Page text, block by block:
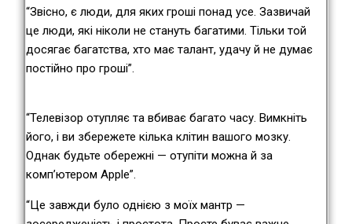
“Звісно, є люди, для яких гроші понад усе. Зазвичай
це люди, які ніколи не стануть багатими. Тільки той
досягає багатства, хто має талант, удачу й не думає
постійно про гроші”.
“Телевізор отупляє та вбиває багато часу. Вимкніть
його, і ви збережете кілька клітин вашого мозку.
Однак будьте обережні — отупіти можна й за
комп’ютером Apple”.
“Це завжди було однією з моїх мантр —